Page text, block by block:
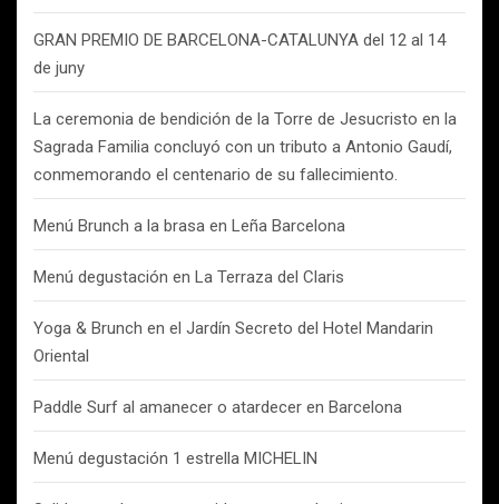
GRAN PREMIO DE BARCELONA-CATALUNYA del 12 al 14
de juny
La ceremonia de bendición de la Torre de Jesucristo en la
Sagrada Familia concluyó con un tributo a Antonio Gaudí,
conmemorando el centenario de su fallecimiento.
Menú Brunch a la brasa en Leña Barcelona
Menú degustación en La Terraza del Claris
Yoga & Brunch en el Jardín Secreto del Hotel Mandarin
Oriental
Paddle Surf al amanecer o atardecer en Barcelona
Menú degustación 1 estrella MICHELIN